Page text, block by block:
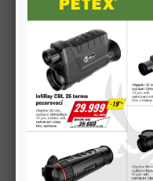
Hmotnost střely: 180 grs
11,7 g
Hmotnost náboje: 25,9 g
Délka náboje: 71,1 mm
Rychlost V0: 795 m/s
V100: 697 m/s
V200: 598 m/s
Energie E0: 3697 J
E200: 2094 J
Délka hlavně: 60 cm